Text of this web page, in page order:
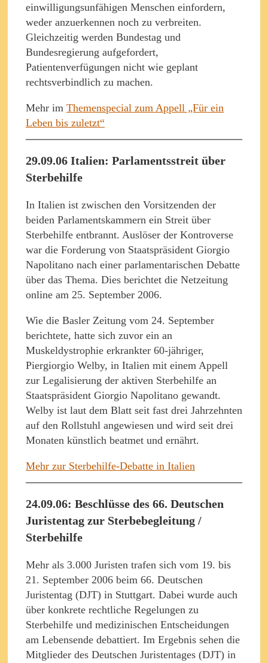
einwilligungsunfähigen Menschen einfordern,
weder anzuerkennen noch zu verbreiten.
Gleichzeitig werden Bundestag und
Bundesregierung aufgefordert,
Patientenverfügungen nicht wie geplant
rechtsverbindlich zu machen.
Mehr im Themenspecial zum Appell „Für ein
Leben bis zuletzt“
29.09.06 Italien: Parlamentsstreit über
Sterbehilfe
In Italien ist zwischen den Vorsitzenden der
beiden Parlamentskammern ein Streit über
Sterbehilfe entbrannt. Auslöser der Kontroverse
war die Forderung von Staatspräsident Giorgio
Napolitano nach einer parlamentarischen Debatte
über das Thema. Dies berichtet die Netzeitung
online am 25. September 2006.
Wie die Basler Zeitung vom 24. September
berichtete, hatte sich zuvor ein an
Muskeldystrophie erkrankter 60-jähriger,
Piergiorgio Welby, in Italien mit einem Appell
zur Legalisierung der aktiven Sterbehilfe an
Staatspräsident Giorgio Napolitano gewandt.
Welby ist laut dem Blatt seit fast drei Jahrzehnten
auf den Rollstuhl angewiesen und wird seit drei
Monaten künstlich beatmet und ernährt.
Mehr zur Sterbehilfe-Debatte in Italien
24.09.06: Beschlüsse des 66. Deutschen
Juristentag zur Sterbebegleitung /
Sterbehilfe
Mehr als 3.000 Juristen trafen sich vom 19. bis
21. September 2006 beim 66. Deutschen
Juristentag (DJT) in Stuttgart. Dabei wurde auch
über konkrete rechtliche Regelungen zu
Sterbehilfe und medizinischen Entscheidungen
am Lebensende debattiert. Im Ergebnis sehen die
Mitglieder des Deutschen Juristentages (DJT) in